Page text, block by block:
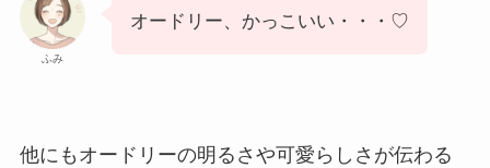
ふみ
オードリー、かっこいい・・・♡
他にもオードリーの明るさや可愛らしさが伝わる